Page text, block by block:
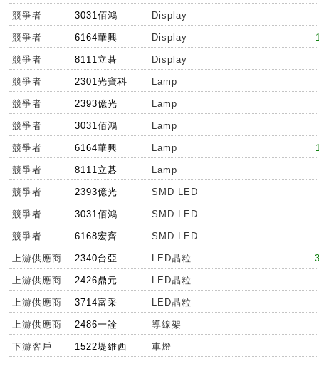
競爭者 3031佰鴻 Display
競爭者 6164華興 Display
競爭者 8111立碁 Display
競爭者 2301光寶科 Lamp
競爭者 2393億光 Lamp
競爭者 3031佰鴻 Lamp
競爭者 6164華興 Lamp
競爭者 8111立碁 Lamp
競爭者 2393億光 SMD LED
競爭者 3031佰鴻 SMD LED
競爭者 6168宏齊 SMD LED
上游供應商 2340台亞 LED晶粒
上游供應商 2426鼎元 LED晶粒
上游供應商 3714富采 LED晶粒
上游供應商 2486一詮 導線架
下游客戶 1522堤維西 車燈